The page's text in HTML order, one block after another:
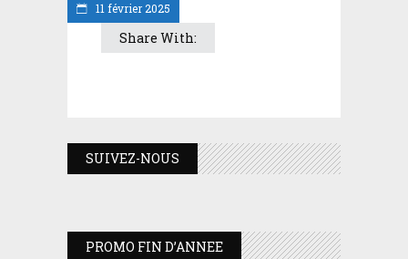
11 février 2025
Share With:
SUIVEZ-NOUS
PROMO FIN D’ANNEE